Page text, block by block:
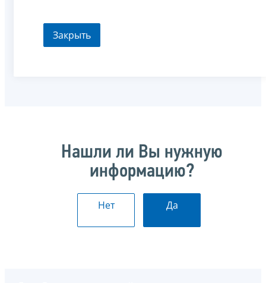
Закрыть
Нашли ли Вы нужную
информацию?
Нет Да